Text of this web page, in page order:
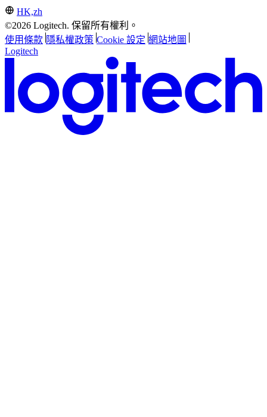
HK,zh
©2026 Logitech. 保留所有權利。
使用條款 隱私權政策 Cookie 設定 網站地圖
Logitech